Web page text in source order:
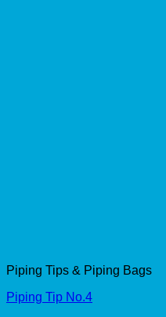
Piping Tips & Piping Bags
Piping Tip No.4